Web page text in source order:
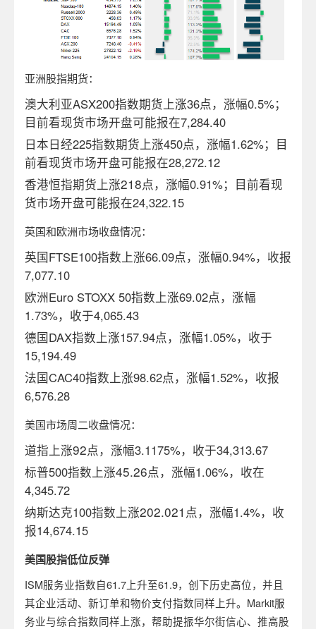
亚洲股指期货：
澳大利亚ASX200指数期货上涨36点，涨幅0.5%；
目前看现货市场开盘可能报在7,284.40
日本日经225指数期货上涨450点，涨幅1.62%；目
前看现货市场开盘可能报在28,272.12
香港恒指期货上涨218点，涨幅0.91%；目前看现
货市场开盘可能报在24,322.15
英国和欧洲市场收盘情况：
英国FTSE100指数上涨66.09点，涨幅0.94%，收报
7,077.10
欧洲Euro STOXX 50指数上涨69.02点，涨幅
1.73%，收于4,065.43
德国DAX指数上涨157.94点，涨幅1.05%，收于
15,194.49
法国CAC40指数上涨98.62点，涨幅1.52%，收报
6,576.28
美国市场周二收盘情况：
道指上涨92点，涨幅3.1175%，收于34,313.67
标普500指数上涨45.26点，涨幅1.06%，收在
4,345.72
纳斯达克100指数上涨202.021 点，涨幅1.4%，收
报14,674.15
美国股指低位反弹
ISM服务业指数自61.7上升至61.9，创下历史高位，并且
其企业活动、新订单和物价支付指数同样上升。Markit服
务业与综合指数同样上涨，帮助提振华尔街信心、推高股